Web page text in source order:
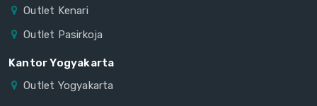
Outlet Kenari
Outlet Pasirkoja
Kantor Yogyakarta
Outlet Yogyakarta